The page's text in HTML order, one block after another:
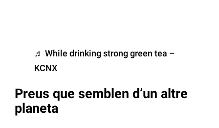
♬ While drinking strong green tea –
KCNX
Preus que semblen d’un altre
planeta